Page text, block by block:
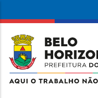
conteúdo
principal
da
Prefeitura
de